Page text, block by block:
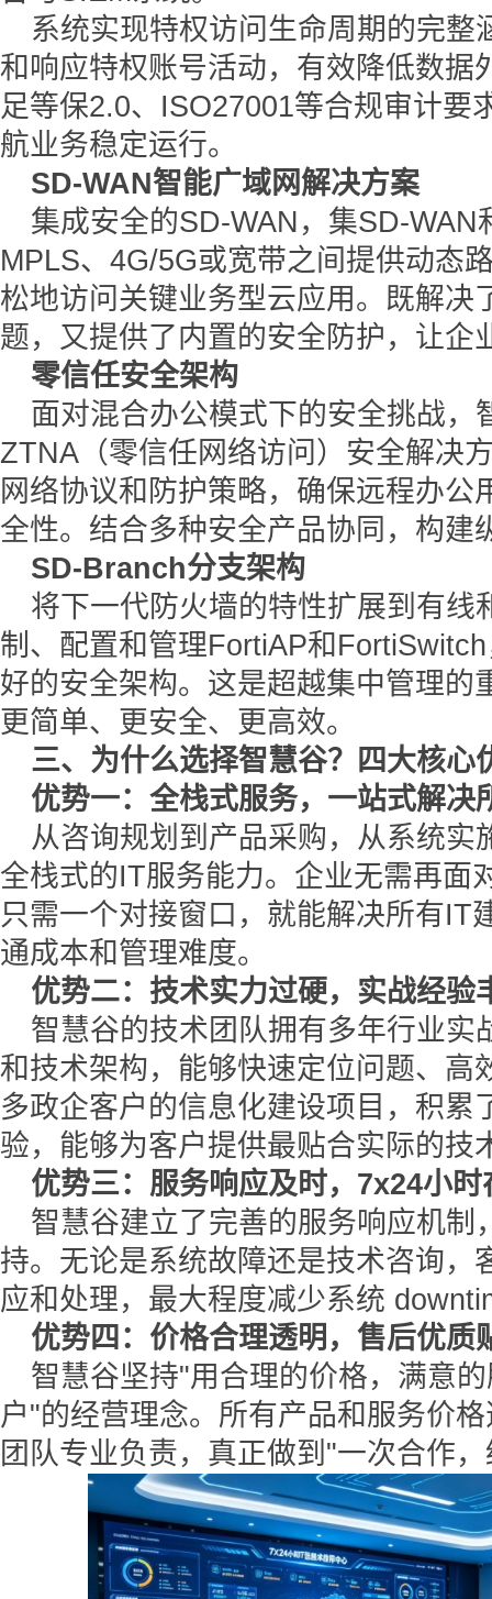
系统实现特权访问生命周期的完整
和响应特权账号活动，有效降低数据
足等保2.0、ISO27001等合规审计要
航业务稳定运行。
SD-WAN智能广域网解决方案
集成安全的SD-WAN，集SD-WAN
MPLS、4G/5G或宽带之间提供动态
松地访问关键业务型云应用。既解决
题，又提供了内置的安全防护，让企
零信任安全架构
面对混合办公模式下的安全挑战，
ZTNA（零信任网络访问）安全解决
网络协议和防护策略，确保远程办公
全性。结合多种安全产品协同，构建
SD-Branch分支架构
将下一代防火墙的特性扩展到有线
制、配置和管理FortiAP和
好的安全架构。这是超越集中管理的
更简单、更安全、更高效。
三、为什么选择智慧谷？四大核心
优势一：全栈式服务，一站式解决
从咨询规划到产品采购，从系统实
全栈式的IT服务能力。企业无需再面
只需一个对接窗口，就能解决所有IT
通成本和管理难度。
优势二：技术实力过硬，实战经验
智慧谷的技术团队拥有多年行业实
和技术架构，能够快速定位问题、高
多政企客户的信息化建设项目，积累
验，能够为客户提供最贴合实际的技
优势三：服务响应及时，7x24小时
智慧谷建立了完善的服务响应机制
持。无论是系统故障还是技术咨询，
应和处理，最大程度减少系统
优势四：价格合理透明，售后优质
智慧谷坚持"用合理的价格，满意
户"的经营理念。所有产品和服务价
团队专业负责，真正做到"一次合作